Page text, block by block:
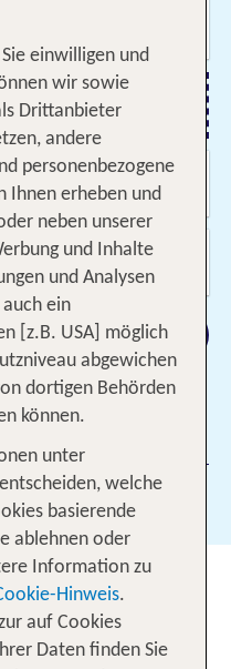
für
einwilligen und
wir sowie
Drittanbieter
andere
personenbezogene
Ihnen erheben und
neben unserer
und Inhalte
und Analysen
ein
[z.B. USA] möglich
abgewichen
dortigen Behörden
können.
unter
welche
basierende
ablehnen oder
Information zu
Hinweis.
auf Cookies
Daten finden Sie